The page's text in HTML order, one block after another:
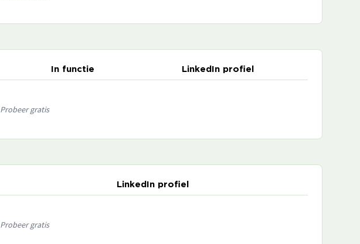
In functie LinkedIn profiel
Probeer gratis
LinkedIn profiel
Probeer gratis